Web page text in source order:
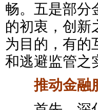
畅。五是部分
的初衷，创新
为目的，有的
和逃避监管之
推动金融